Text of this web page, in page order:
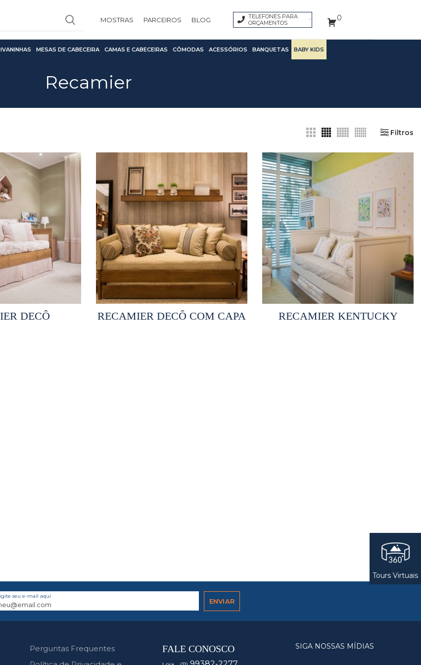
MOSTRAS PARCEIROS BLOG
TELEFONES PARA
ORÇAMENTOS
0
MESAS DE CABECEIRA CAMAS E CABECEIRAS CÔMODAS ACESSÓRIOS BANQUETAS BABY KIDS
Recamier
Filtros
DECÔ
Selecionar opções
RECAMIER DECÔ COM CAPA RECAMIER KENTUCKY
seu e-mail aqui
Perguntas Frequentes
FALE CONOSCO SIGA NOSSAS MÍDIAS
Tours Virtuais